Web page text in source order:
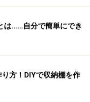
は……自分で簡単にでき
方！DIYで収納棚を作